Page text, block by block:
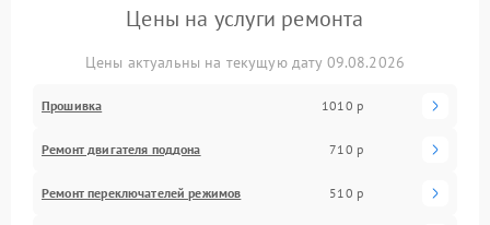
Цены на услуги ремонта
Цены актуальны на текущую дату 09.08.2026
Прошивка 1010 р
Ремонт двигателя поддона 710 р
Ремонт переключателей режимов 510 р